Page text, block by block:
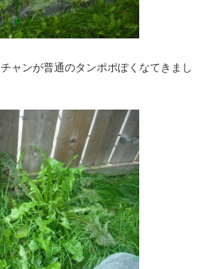
ャンが普通のタンポポぽくなてきまし